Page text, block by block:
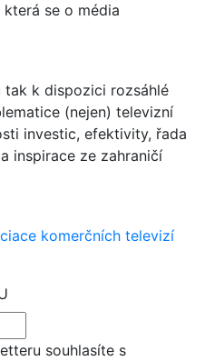
se o média
tak k dispozici rozsáhlé
(nejen) televizní
investic, efektivity, řada
inspirace ze zahraničí
komerčních televizí
souhlasíte s